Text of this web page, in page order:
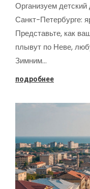
Организуем
Санкт-Петербурге:
Представьте, как
плывут по Неве,
Зимним…
подробнее